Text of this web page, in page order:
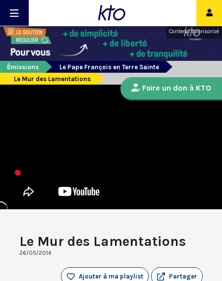
Contenu sponsorisé
Émissions
Le Pape François en Terre Sainte
Le Mur des Lamentations
Le Mur des Lamentations
26/05/2014
Partager
Ajouter à ma playlist
Faire un don à KTO